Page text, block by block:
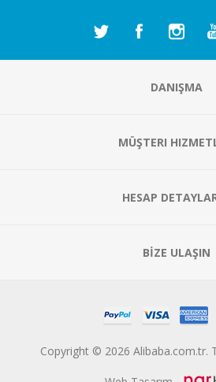
DANIŞMA
MÜŞTERI
HESAP
BİZE ULAŞIN
Copyright © 2026 Alibaba.com.tr.